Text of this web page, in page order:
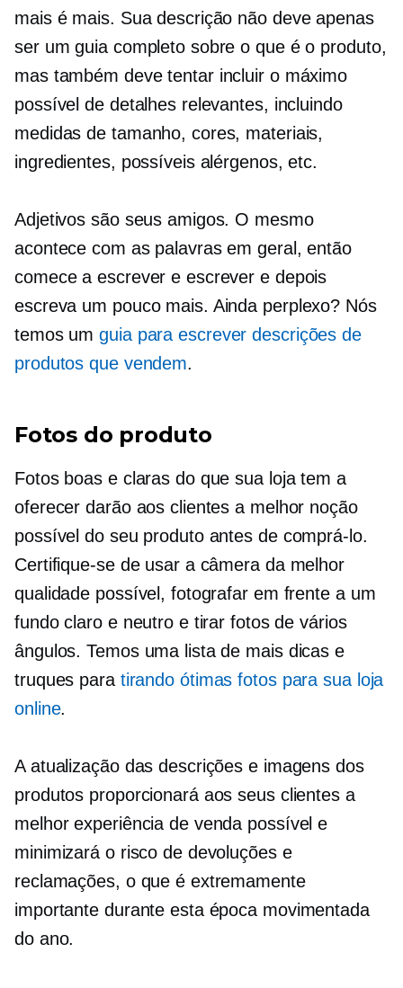
mais é mais. Sua descrição não deve apenas
ser um guia completo sobre o que é o produto,
mas também deve tentar incluir o máximo
possível de detalhes relevantes, incluindo
medidas de tamanho, cores, materiais,
ingredientes, possíveis alérgenos, etc.
Adjetivos são seus amigos. O mesmo
acontece com as palavras em geral, então
comece a escrever e escrever e depois
escreva um pouco mais. Ainda perplexo? Nós
temos umguia para escrever descrições de
produtos que vendem.
Fotos do produto
Fotos boas e claras do que sua loja tem a
oferecer darão aos clientes a melhor noção
possível do seu produto antes de comprá-lo.
Certifique-se de usar a câmera da melhor
qualidade possível, fotografar em frente a um
fundo claro e neutro e tirar fotos de vários
ângulos. Temos uma lista de mais dicas e
truques para tirando ótimas fotos para sua loja
online.
A atualização das descrições e imagens dos
produtos proporcionará aos seus clientes a
melhor experiência de venda possível e
minimizará o risco de devoluções e
reclamações, o que é extremamente
importante durante esta época movimentada
do ano.